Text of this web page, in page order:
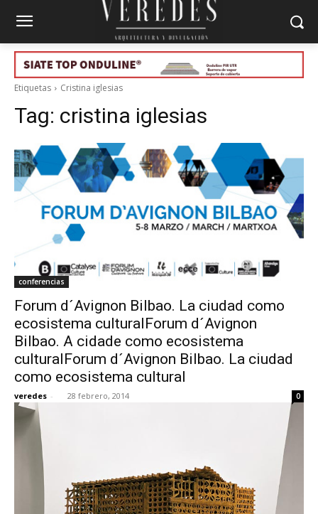
Etiquetas Cristina iglesias
Tag: cristina iglesias
conferencias
Forum d´Avignon Bilbao. La ciudad como
ecosistema culturalForum d´Avignon
Bilbao. A cidade como ecosistema
culturalForum d´Avignon Bilbao. La ciudad
como ecosistema cultural
veredes - 28 febrero, 2014 0